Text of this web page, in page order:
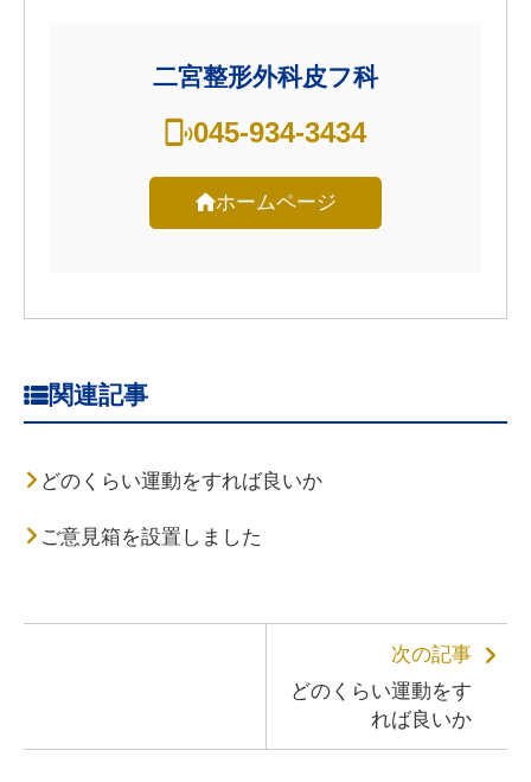
二宮整形外科皮フ科
045-934-3434
ホームページ
関連記事
どのくらい運動をすれば良いか
ご意見箱を設置しました
次の記事
どのくらい運動をす
れば良いか